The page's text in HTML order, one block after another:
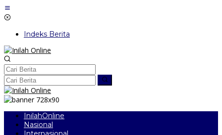
Lewati
ke
Indeks Berita
InilahOnline
Nasional